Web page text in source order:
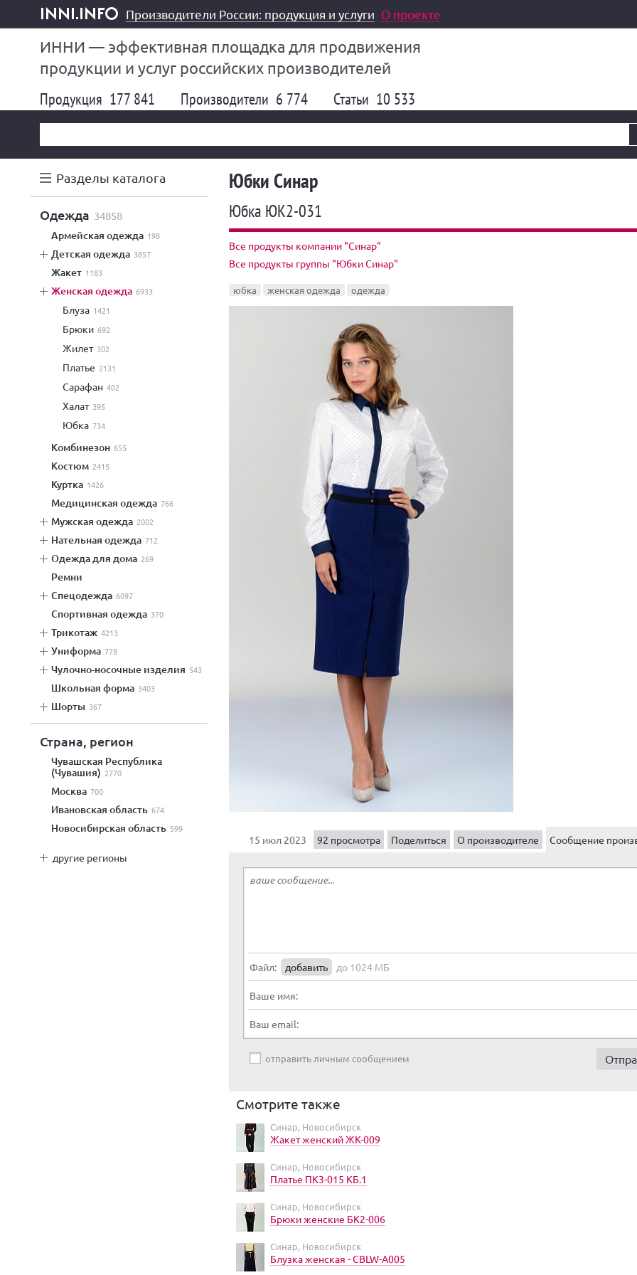
inni.info
Производители России: продукция и услуги О проекте
ИННИ — эффективная площадка для продвижения
продукции и услуг российских производителей
Продукция 177 841 Производители 6 774 Статьи 10 533
Разделы каталога
одежда 34858
армейская одежда 198
детская одежда 3857
жакет 1183
женская одежда 6933
блуза 1421
брюки 692
жилет 302
платье 2131
сарафан 402
халат 395
юбка 734
комбинезон 655
костюм 2415
куртка 1426
медицинская одежда 766
мужская одежда 2002
нательная одежда 712
одежда для дома 269
ремни
спецодежда 6097
спортивная одежда 370
трикотаж 4213
униформа 778
чулочно-носочные изделия 543
школьная форма 3403
шорты 367
Страна, регион
Чувашская Республика
(Чувашия) 2770
Москва 700
Ивановская область 674
Новосибирская область 599
другие регионы
Юбки Синар
Юбка ЮК2-031
Все продукты компании "Синар"
Все продукты группы "Юбки Синар"
юбка женская одежда одежда
15 июл 2023 92 просмотра Поделиться О производителе Сообщение
Файл: добавить до 1024 МБ
Ваше имя:
Ваш email:
отправить личным сообщением
Смотрите также
Синар, Новосибирск
Жакет женский ЖК-009
Синар, Новосибирск
Платье ПК3-015 КБ.1
Синар, Новосибирск
Брюки женские БК2-006
Синар, Новосибирск
Блузка женская - CBLW-A005